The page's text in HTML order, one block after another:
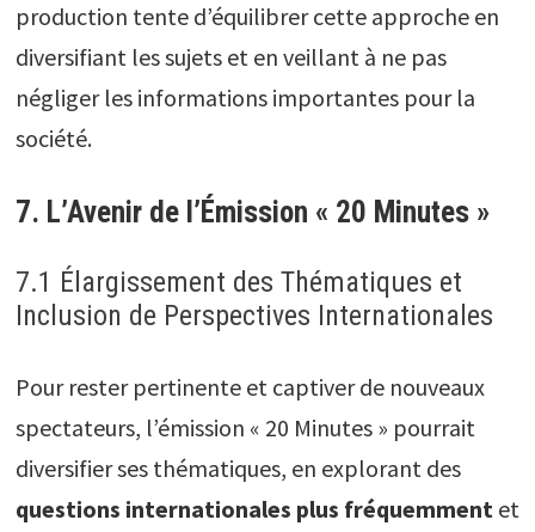
production tente d’équilibrer cette approche en
diversifiant les sujets et en veillant à ne pas
négliger les informations importantes pour la
société.
7. L’Avenir de l’Émission « 20 Minutes »
7.1 Élargissement des Thématiques et
Inclusion de Perspectives Internationales
Pour rester pertinente et captiver de nouveaux
spectateurs, l’émission « 20 Minutes » pourrait
diversifier ses thématiques, en explorant des
questions internationales plus fréquemment et